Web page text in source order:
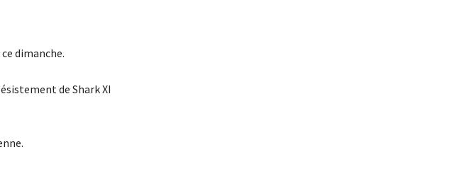
dimanche.
de Shark XI